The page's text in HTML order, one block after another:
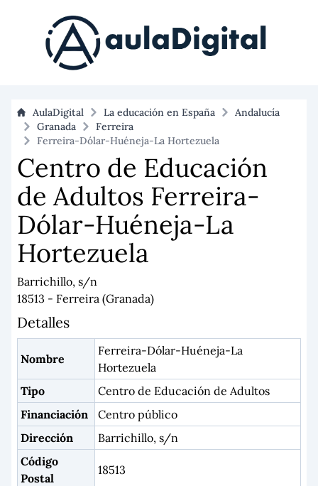
AulaDigital La educación en España
Andalucía
Granada
Ferreira
Ferreira-Dólar-Huéneja-La Hortezuela
Centro de Educación
de Adultos Ferreira-
Dólar-Huéneja-La
Hortezuela
Barrichillo, s/n
18513 - Ferreira (Granada)
Detalles
Nombre
Ferreira-Dólar-Huéneja-La
Hortezuela
Tipo
Centro de Educación de Adultos
Financiación
Centro público
Dirección
Barrichillo, s/n
Código
Postal
18513